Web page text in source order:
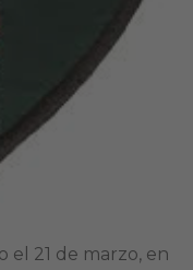
el 21 de marzo, en